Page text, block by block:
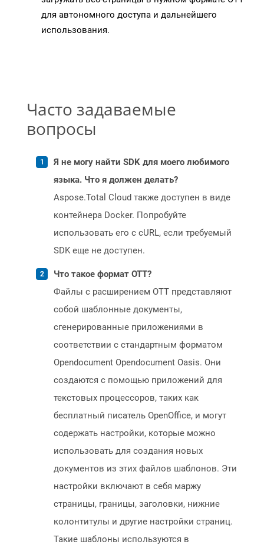
для автономного доступа и дальнейшего
использования.
Часто задаваемые
вопросы
Я не могу найти SDK для моего любимого
языка. Что я должен делать?
Aspose.Total Cloud также доступен в виде
контейнера Docker. Попробуйте
использовать его с cURL, если требуемый
SDK еще не доступен.
Что такое формат OTT?
Файлы с расширением OTT представляют
собой шаблонные документы,
сгенерированные приложениями в
соответствии с стандартным форматом
Opendocument Opendocument Oasis. Они
создаются с помощью приложений для
текстовых процессоров, таких как
бесплатный писатель OpenOffice, и могут
содержать настройки, которые можно
использовать для создания новых
документов из этих файлов шаблонов. Эти
настройки включают в себя маржу
страницы, границы, заголовки, нижние
колонтитулы и другие настройки страниц.
Такие шаблоны используются в